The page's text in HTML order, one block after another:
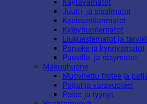
Käytävämatot
Juutti- ja sisalmatot
Kosteantilanmatot
Kylpyhuonematot
Liukuestematot ja
Parveke ja kynnysmatot
Puuvilla- ja räsymatot
Makuuhuone
Muovitettu frotee ja
Patjat ja varavuoteet
Peitot ja tyynyt